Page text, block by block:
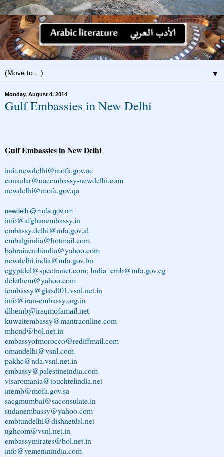
▼
Monday, August 4, 2014
Gulf Embassies in New Delhi
Gulf Embassies in New Delhi
info.newdelhi@mofa.gov.ae
consular@uaeembassy-newdelhi.com
newdelhi@mofa.gov.qa
newdelhi@mofa.gov.om
info@afghanembassy.in
embassy.delhi@mfa.gov.al
embalgindia@hotmail.com
bahrainembindia@yahoo.com
newdelhi.india@mfa.gov.bn
egyptdel@spectranet.com; India_emb@mfa.gov.eg
delethem@yahoo.com
iembassy@giasdl01.vsnl.net.in
info@iran-embassy.org.in
dlhemb@iraqmofamail.net
kuwaitembassy@mantraonline.com
mhcnd@bol.net.in
embassyofmorocco@rediffmail.com
omandelhi@vsnl.com
pakhc@nda.vsnl.net.in
embassy@palestineindia.com
visaromania@touchtelindia.net
inemb@mofa.gov.sa
sacgmumbai@saconsulate.in
sudanembassy@yahoo.com
embtundelhi@dishnetdsl.net
ughcom@vsnl.net.in
embassymirates@bol.net.in
info@yemeninindia.com